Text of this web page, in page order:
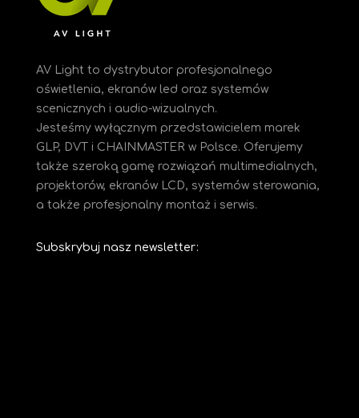
AV Light to dystrybutor profesjonalnego
oświetlenia, ekranów led oraz systemów
scenicznych i audio-wizualnych.
Jesteśmywyłącznym przedstawicielem marek
GLP, DVT i CHAINMASTER w Polsce. Oferujemy
także szeroką gamę rozwiązań multimedialnych,
projektorów, ekranów LCD, systemów sterowania,
a także profesjonalny montaż i serwis.
Subskrybuj nasz newsletter: